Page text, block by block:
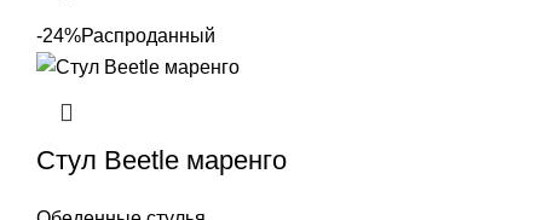
-24%Распроданный
Стул Beetle маренго